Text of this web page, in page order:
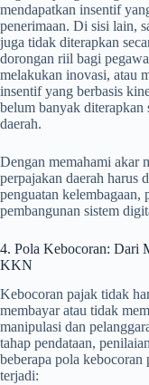
mendapatkan insentif
penerimaan. Di sisi lain,
juga tidak diterapkan
dorongan riil bagi
melakukan inovasi, atau
insentif yang berbasis
belum banyak diterapkan
daerah.
Dengan memahami akar
perpajakan daerah harus
penguatan kelembagaan,
pembangunan sistem
4. Pola Kebocoran: Dari
KKN
Kebocoran pajak tidak
membayar atau tidak
manipulasi dan
tahap pendataan,
beberapa pola
terjadi: